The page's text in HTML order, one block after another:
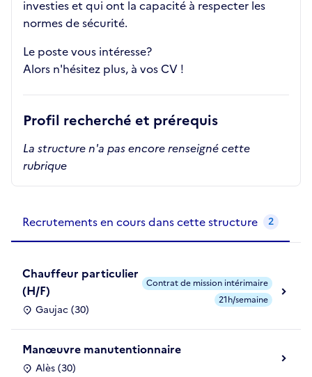
investies et qui ont la capacité à respecter les
normes de sécurité.
Le poste vous intéresse?
Alors n'hésitez plus, à vos CV !
Profil recherché et prérequis
La structure n'a pas encore renseigné cette
rubrique
Recrutements en cours dans cette structure 2
Chauffeur particulier
(H/F)
Gaujac (30)
Contrat de mission intérimaire
21h/semaine
Manœuvre manutentionnaire
Alès (30)